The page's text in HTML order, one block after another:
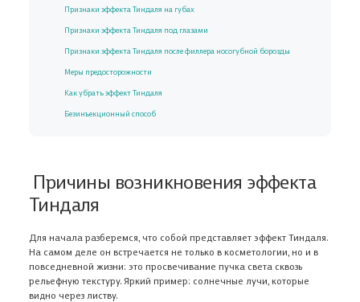
Признаки эффекта Тиндаля на губах
Признаки эффекта Тиндаля под глазами
Признаки эффекта Тиндаля после филлера носогубной борозды
Меры предосторожности
Как убрать эффект Тиндаля
Безинъекционный способ
Причины возникновения эффекта
Тиндаля
Для начала разберемся, что собой представляет эффект Тиндаля.
На самом деле он встречается не только в косметологии, но и в
повседневной жизни: это просвечивание пучка света сквозь
рельефную текстуру. Яркий пример: солнечные лучи, которые
видно через листву.